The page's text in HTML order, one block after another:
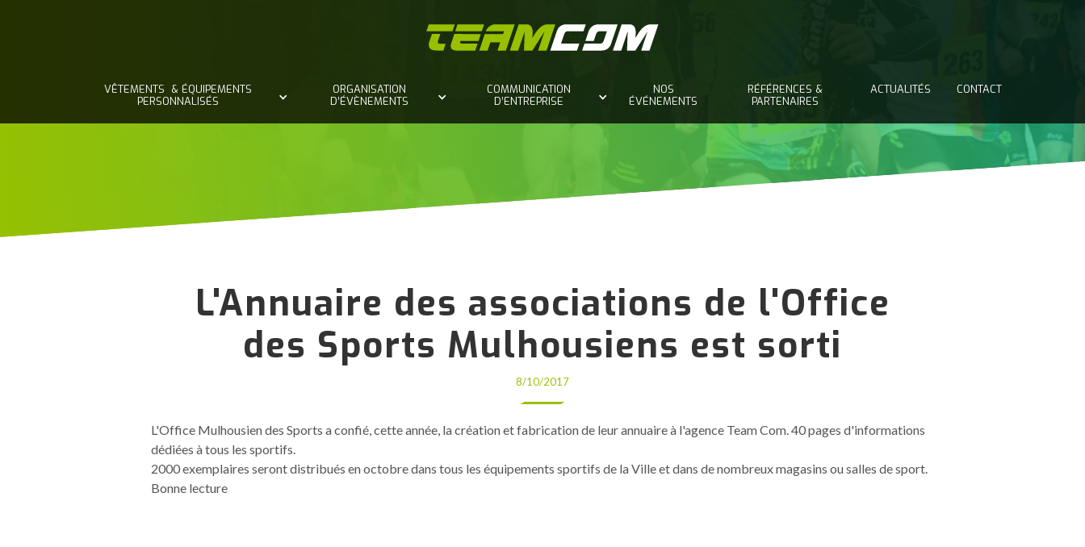
VÊTEMENTS & ÉQUIPEMENTS
PERSONNALISÉS
ORGANISATION
D’ÉVÈNEMENTS
COMMUNICATION
D’ENTREPRISE
NOS
ÉVÉNEMENTS
RÉFÉRENCES &
PARTENAIRES
ACTUALITÉS CONTACT
L'Annuaire des associations de l'Office
des Sports Mulhousiens est sorti
8/10/2017
L'Office Mulhousien des Sports a confié, cette année, la création et fabrication de leur annuaire à l'agence Team Com. 40 pages d'informations
dédiées à tous les sportifs.
2000 exemplaires seront distribués en octobre dans tous les équipements sportifs de la Ville et dans de nombreux magasins ou salles de sport.
Bonne lecture